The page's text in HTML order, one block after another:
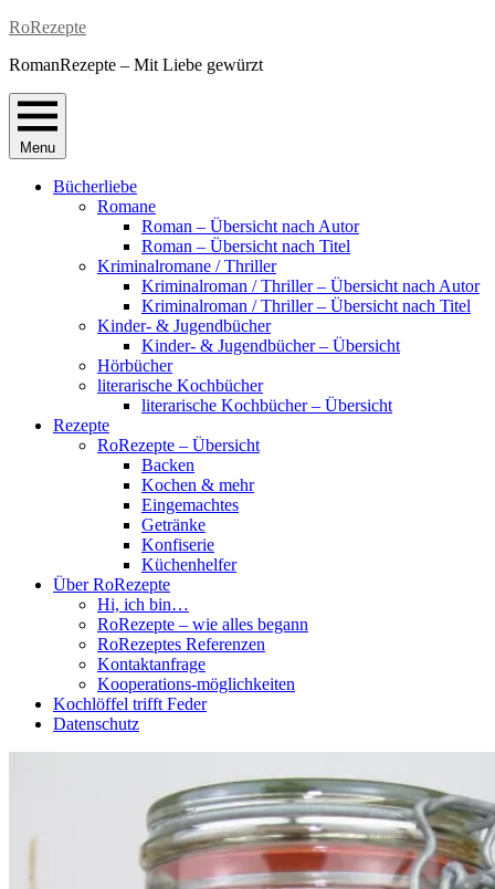
Skip
content
RoRezepte
RomanRezepte – Mit Liebe gewürzt
Menu
Bücherliebe
Romane
Roman – Übersicht nach Autor
Roman – Übersicht nach Titel
Kriminalromane / Thriller
Kriminalroman / Thriller – Übersicht nach Autor
Kriminalroman / Thriller – Übersicht nach Titel
Kinder- & Jugendbücher
Kinder- & Jugendbücher – Übersicht
Hörbücher
literarische Kochbücher
literarische Kochbücher – Übersicht
Rezepte
RoRezepte – Übersicht
Backen
Kochen & mehr
Eingemachtes
Getränke
Konfiserie
Küchenhelfer
Über RoRezepte
Hi, ich bin…
RoRezepte – wie alles begann
RoRezeptes Referenzen
Kontaktanfrage
Kooperations-möglichkeiten
Kochlöffel trifft Feder
Datenschutz